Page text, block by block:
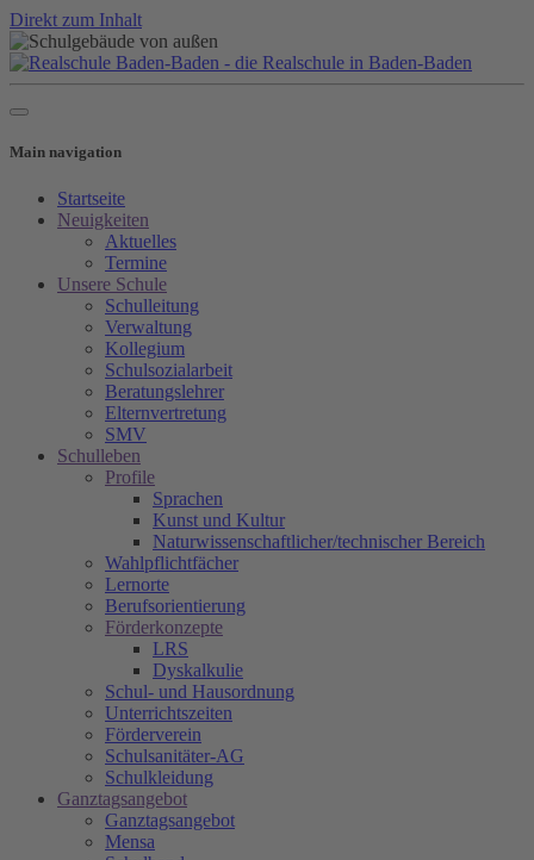
Direkt zum Inhalt
Main navigation
Startseite
Neuigkeiten
Aktuelles
Termine
Unsere Schule
Schulleitung
Verwaltung
Kollegium
Schulsozialarbeit
Beratungslehrer
Elternvertretung
SMV
Schulleben
Profile
Sprachen
Kunst und Kultur
Naturwissenschaftlicher/technischer Bereich
Wahlpflichtfächer
Lernorte
Berufsorientierung
Förderkonzepte
LRS
Dyskalkulie
Schul- und Hausordnung
Unterrichtszeiten
Förderverein
Schulsanitäter-AG
Schulkleidung
Ganztagsangebot
Ganztagsangebot
Mensa